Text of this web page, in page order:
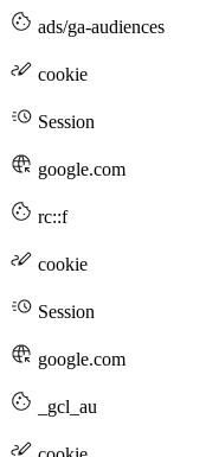
ads/ga-audiences
cookie
Session
google.com
rc::f
cookie
Session
google.com
_gcl_au